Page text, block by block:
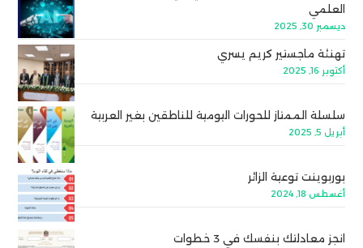
العلمي
ديسمبر 30, 2025
تهنئة ماجستير كريم يسري
أكتوبر 16, 2025
سلسلة الممتاز للحورات اليومية للناطقين بغير العربية
أبريل 5, 2025
بوربوينت توعية الزائر
أغسطس 18, 2024
انجز معادلتك بنفسك في 3 خطوات